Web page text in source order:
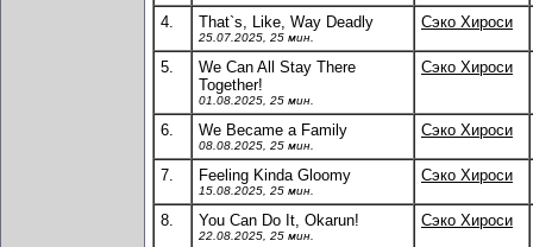
4. That`s, Like, Way Deadly
25.07.2025, 25 мин.
Сэко Хироси
5.
We Can All Stay There
Together!
01.08.2025, 25 мин.
Сэко Хироси
6. We Became a Family
08.08.2025, 25 мин.
Сэко Хироси
7. Feeling Kinda Gloomy
15.08.2025, 25 мин.
Сэко Хироси
8. You Can Do It, Okarun!
22.08.2025, 25 мин.
Сэко Хироси